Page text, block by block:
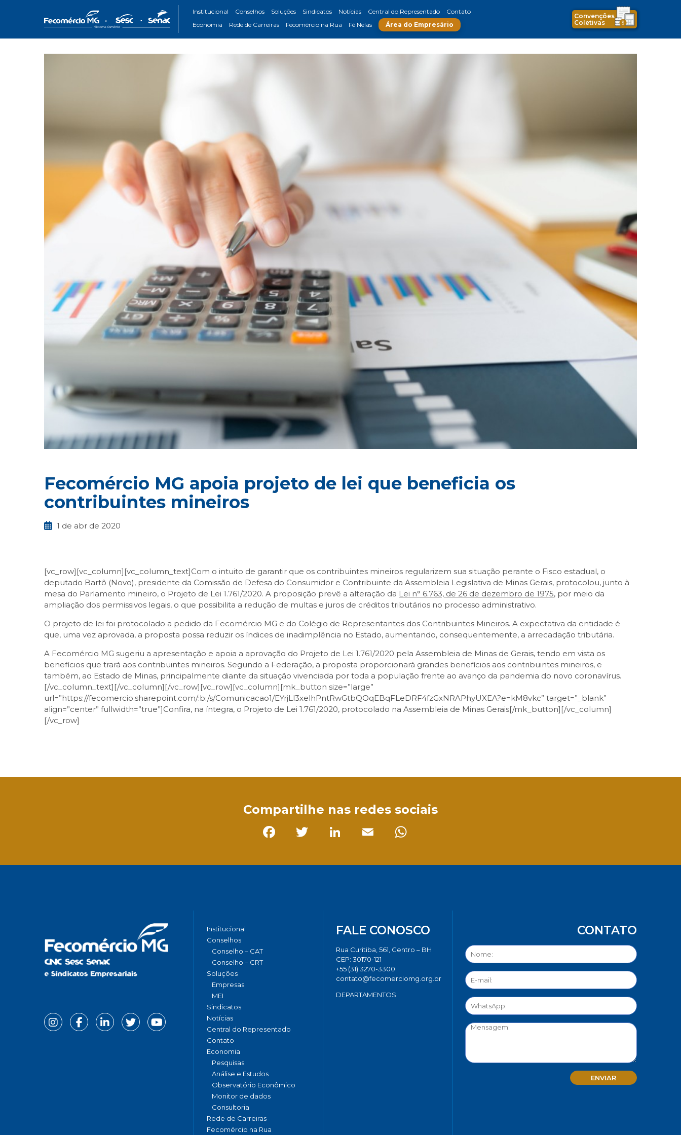
Institucional Conselhos Soluções Sindicatos Notícias Central do Representado
Contato
Economia
Rede de Carreiras Fecomércio na Rua Fé Nelas Área do Empresário
Convenções
Coletivas
Fecomércio MG apoia projeto de lei que beneficia os
contribuintes mineiros
1 de abr de 2020
[vc_row][vc_column][vc_column_text]Com o intuito de garantir que os contribuintes mineiros regularizem sua situação perante o Fisco estadual, o
deputado Bartô (Novo), presidente da Comissão de Defesa do Consumidor e Contribuinte da Assembleia Legislativa de Minas Gerais, protocolou, junto à
mesa do Parlamento mineiro, o Projeto de Lei 1.761/2020. A proposição prevê a alteração da Lei n° 6.763, de 26 de dezembro de 1975, por meio da
ampliação dos permissivos legais, o que possibilita a redução de multas e juros de créditos tributários no processo administrativo.
O projeto de lei foi protocolado a pedido da Fecomércio MG e do Colégio de Representantes dos Contribuintes Mineiros. A expectativa da entidade é
que, uma vez aprovada, a proposta possa reduzir os índices de inadimplência no Estado, aumentando, consequentemente, a arrecadação tributária.
A Fecomércio MG sugeriu a apresentação e apoia a aprovação do Projeto de Lei 1.761/2020 pela Assembleia de Minas de Gerais, tendo em vista os
benefícios que trará aos contribuintes mineiros. Segundo a Federação, a proposta proporcionará grandes benefícios aos contribuintes mineiros, e
também, ao Estado de Minas, principalmente diante da situação vivenciada por toda a população frente ao avanço da pandemia do novo coronavírus.
[/vc_column_text][/vc_column][/vc_row][vc_row][vc_column][mk_button size=”large”
url=”https://fecomercio.sharepoint.com/:b:/s/Comunicacao1/EYrjLl3xelhPntRwGtbQOqEBqFLeDRF4fzGxNRAPhyUXEA?e=kM8vkc” target=”_blank”
align=”center” fullwidth=”true”]Confira, na íntegra, o Projeto de Lei 1.761/2020, protocolado na Assembleia de Minas Gerais[/mk_button][/vc_column]
[/vc_row]
Compartilhe nas redes sociais
Institucional
Conselhos
Conselho – CAT
Conselho – CRT
Soluções
Empresas
MEI
Sindicatos
Notícias
Central do Representado
Contato
Economia
Pesquisas
Análise e Estudos
Observatório Econômico
Monitor de dados
Consultoria
Rede de Carreiras
Fecomércio na Rua
FALE CONOSCO
Rua Curitiba, 561, Centro – BH
CEP: 30170-121
+55 (31) 3270-3300
contato@fecomerciomg.org.br
DEPARTAMENTOS
CONTATO